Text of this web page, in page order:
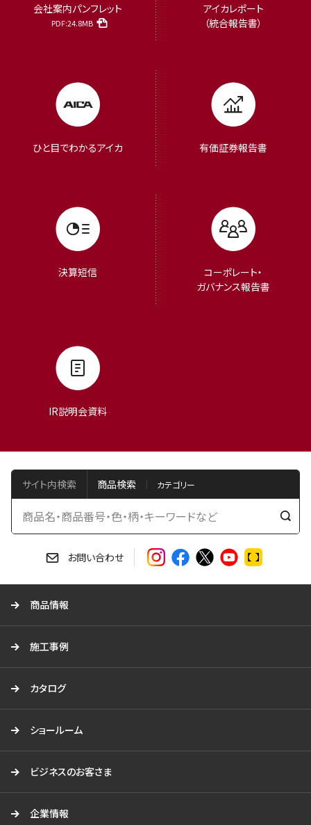
会社案内パンフレット
PDF:24.8MB
アイカレポート
（統合報告書）
ひと目でわかるアイカ 有価証券報告書
決算短信
コーポレート・
ガバナンス報告書
IR説明会資料
サイト内検索 商品検索
検
お問い合わせ
商品情報
施工事例
カタログ
ショールーム
ビジネスのお客さま
企業情報